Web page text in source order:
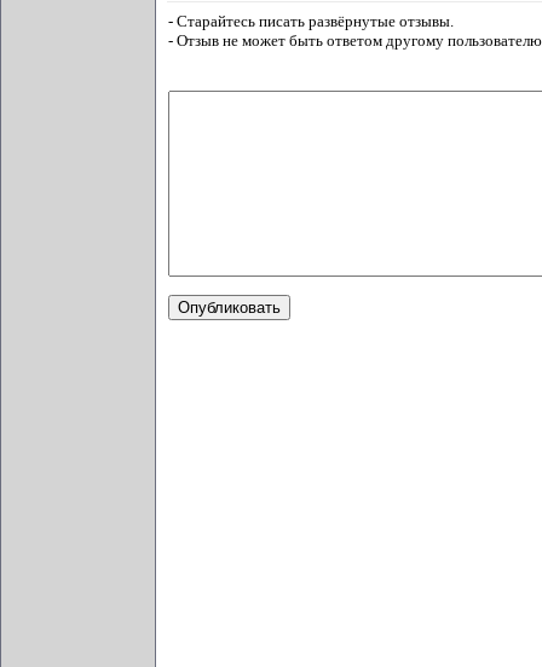
- Старайтесь писать развёрнутые отзывы.
- Отзыв не может быть ответом другому